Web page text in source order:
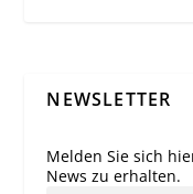
NEWSLETTER
Melden Sie sich
News zu erhalten.